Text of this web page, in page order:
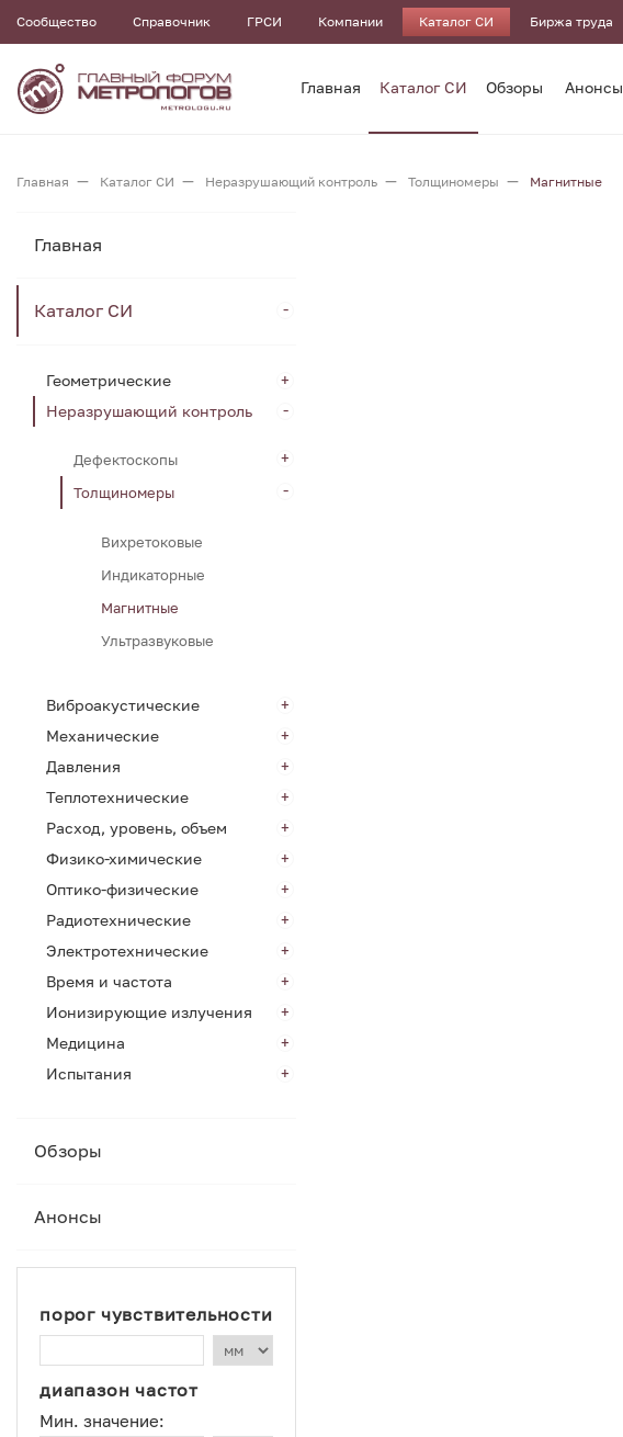
Сообщество Справочник ГРСИ Компании Каталог СИ Биржа труда
Главная Каталог СИ Обзоры Анонсы
Главная Каталог СИ Неразрушающий контроль Толщиномеры Магнитные
Главная
Каталог СИ
Геометрические
Неразрушающий контроль
Дефектоскопы
Толщиномеры
Вихретоковые
Индикаторные
Магнитные
Ультразвуковые
Виброакустические
Механические
Давления
Теплотехнические
Расход, уровень, объем
Физико-химические
Оптико-физические
Радиотехнические
Электротехнические
Время и частота
Ионизирующие излучения
Медицина
Испытания
Обзоры
Анонсы
порог чувствительности
диапазон частот
Мин. значение: